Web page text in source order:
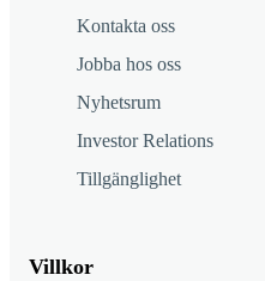
Kontakta oss
Jobba hos oss
Nyhetsrum
Investor Relations
Tillgänglighet
Villkor